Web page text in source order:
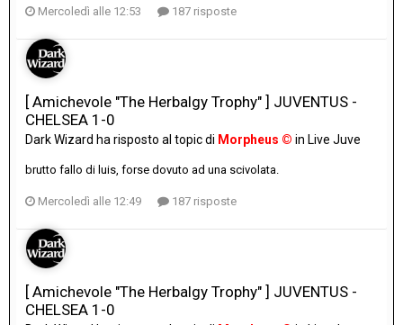
Mercoledì alle 12:53 187 risposte
[ Amichevole "The Herbalgy Trophy" ] JUVENTUS -
CHELSEA 1-0
Dark Wizard ha risposto al topic di Morpheus © in Live Juve
brutto fallo di luis, forse dovuto ad una scivolata.
Mercoledì alle 12:49 187 risposte
[ Amichevole "The Herbalgy Trophy" ] JUVENTUS -
CHELSEA 1-0